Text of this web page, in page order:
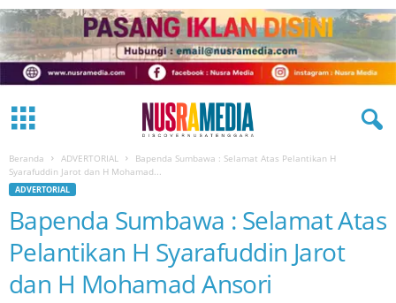
Beranda ADVERTORIAL
Bapenda Sumbawa : Selamat Atas Pelantikan H
Syarafuddin Jarot dan H Mohamad...
ADVERTORIAL
Bapenda Sumbawa : Selamat Atas
Pelantikan H Syarafuddin Jarot
dan H Mohamad Ansori